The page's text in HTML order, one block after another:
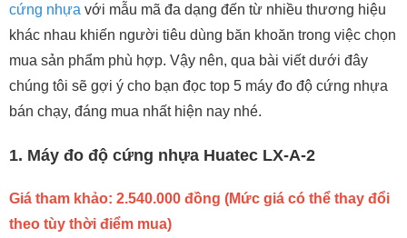
cứng nhựa với mẫu mã đa dạng đến từ nhiều thương hiệu
khác nhau khiến người tiêu dùng băn khoăn trong việc chọn
mua sản phẩm phù hợp. Vậy nên, qua bài viết dưới đây
chúng tôi sẽ gợi ý cho bạn đọc top 5 máy đo độ cứng nhựa
bán chạy, đáng mua nhất hiện nay nhé.
1. Máy đo độ cứng nhựa Huatec LX-A-2
Giá tham khảo: 2.540.000 đồng (Mức giá có thể thay đổi
theo tùy thời điểm mua)